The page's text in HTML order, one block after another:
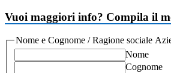
Vuoi maggiori info? Compila il
Nome e Cognome / Ragione sociale
Nome
Cognome